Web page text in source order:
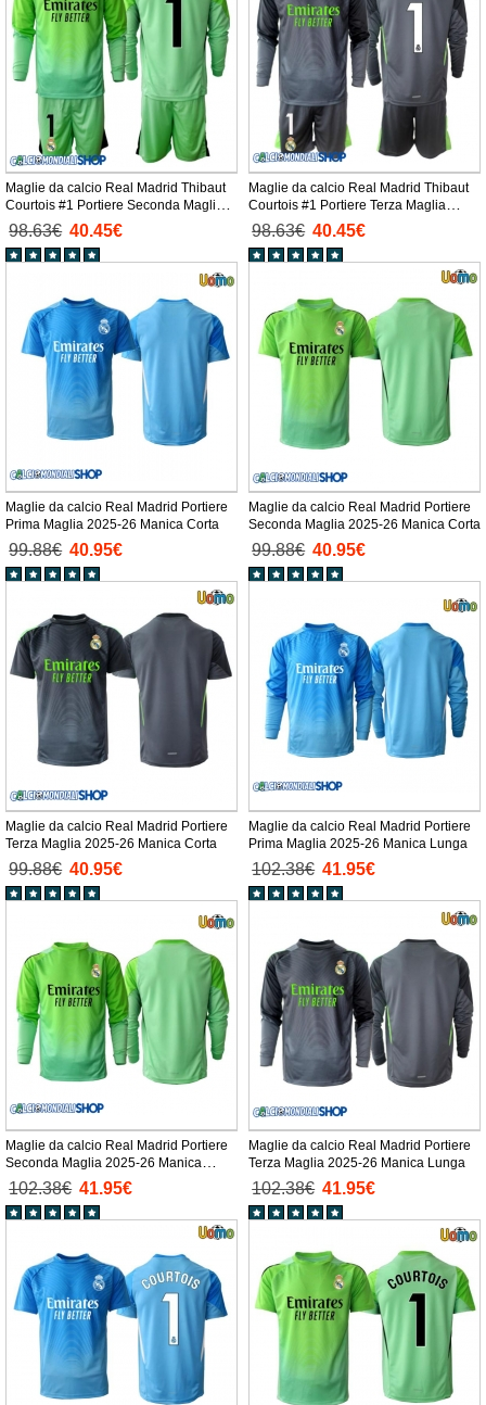
Maglie da calcio Real Madrid Thibaut
Courtois #1 Portiere Seconda Maglia
Bambino 2025-26 Manica Lunga +
Pantaloni corti)
98.63€ 40.45€
Maglie da calcio Real Madrid Thibaut
Courtois #1 Portiere Terza Maglia
Bambino 2025-26 Manica Lunga +
Pantaloni corti)
98.63€ 40.45€
Maglie da calcio Real Madrid Portiere
Prima Maglia 2025-26 Manica Corta
99.88€ 40.95€
Maglie da calcio Real Madrid Portiere
Seconda Maglia 2025-26 Manica Corta
99.88€ 40.95€
Maglie da calcio Real Madrid Portiere
Terza Maglia 2025-26 Manica Corta
99.88€ 40.95€
Maglie da calcio Real Madrid Portiere
Prima Maglia 2025-26 Manica Lunga
102.38€ 41.95€
Maglie da calcio Real Madrid Portiere
Seconda Maglia 2025-26 Manica
Lunga
102.38€ 41.95€
Maglie da calcio Real Madrid Portiere
Terza Maglia 2025-26 Manica Lunga
102.38€ 41.95€